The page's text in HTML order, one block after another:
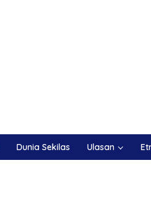
Dunia Sekilas Ulasan